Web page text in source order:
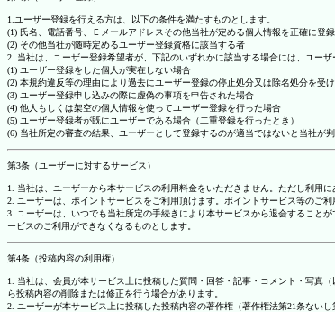
1.ユーザー登録を行える方は、以下の条件を満たすものとします。
(1) 氏名、電話番号、Ｅメールアドレスその他当社が定める個人情報を正確に登
(2) その他当社が随時定めるユーザー登録資格に該当する者
2. 当社は、ユーザー登録希望者が、下記のいずれかに該当する場合には、ユー
(1) ユーザー登録をした個人が実在しない場合
(2) 本規約違反等の理由により過去にユーザー登録の停止処分又は除名処分を受
(3) ユーザー登録申し込みの際に虚偽の事項を申告された場合
(4) 他人もしくは架空の個人情報を使ってユーザー登録を行った場合
(5) ユーザー登録者が既にユーザーである場合（二重登録を行ったとき）
(6) 当社所定の審査の結果、ユーザーとして登録するのが適当ではないと当社が
第3条（ユーザーに対するサービス）
1. 当社は、ユーザーから本サービスの利用料金をいただきません。ただし利用
2. ユーザーは、ポイントサービスをご利用頂けます。ポイントサービス等のご
3. ユーザーは、いつでも当社所定の手続きにより本サービスから退会すること
ービスのご利用ができなくなるものとします。
第4条（投稿内容の利用権）
1. 当社は、会員が本サービス上に投稿した質問・回答・記事・コメント・写真
ら投稿内容の削除または修正を行う場合があります。
2. ユーザーが本サービス上に投稿した投稿内容の著作権（著作権法第21条ない